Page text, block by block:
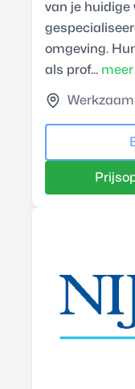
van je huidige
omgeving.
als prof...